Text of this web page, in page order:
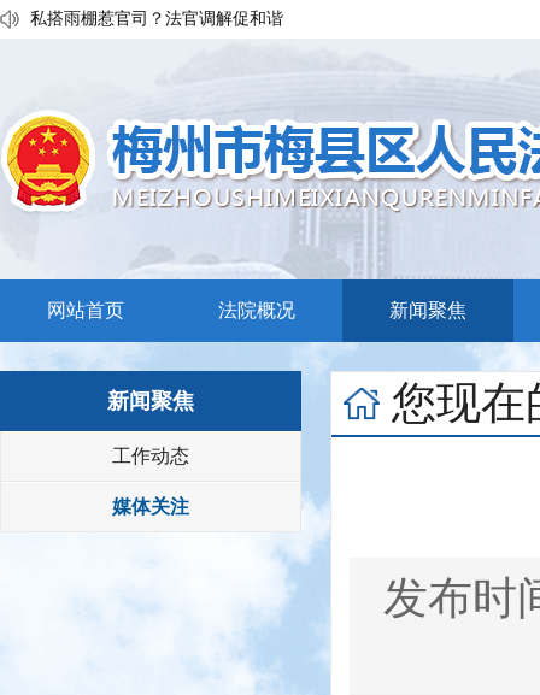
私搭雨棚惹官司？法官调解促和谐
网站首页 法院概况 新闻聚焦
新闻聚焦
工作动态
媒体关注
您现
发布时